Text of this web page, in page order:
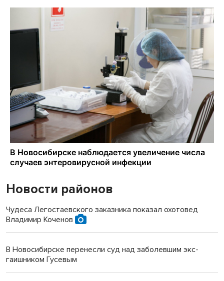
Новости районов
Чудеса Легостаевского заказника показал охотовед
Владимир Коченов
В Новосибирске перенесли суд над заболевшим экс-
гаишником Гусевым